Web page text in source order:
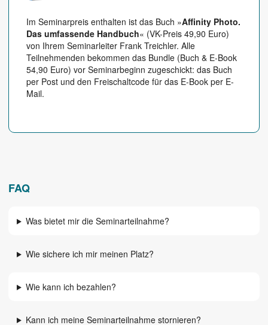
Im Seminarpreis enthalten ist das Buch »Affinity Photo.
Das umfassende Handbuch« (VK-Preis 49,90 Euro)
von Ihrem Seminarleiter Frank Treichler. Alle
Teilnehmenden bekommen das Bundle (Buch & E-Book
54,90 Euro) vor Seminarbeginn zugeschickt: das Buch
per Post und den Freischaltcode für das E-Book per E-
Mail.
FAQ
Was bietet mir die Seminarteilnahme?
Wie sichere ich mir meinen Platz?
Wie kann ich bezahlen?
Kann ich meine Seminarteilnahme stornieren?